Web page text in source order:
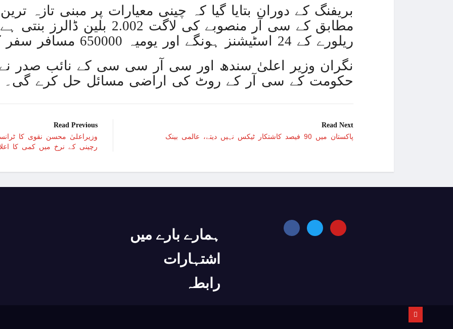
سانپوں کی
دشمن نے
اسرائیلی بمباری سے مزید 100 فلسطینی شہید ، العودہ اسپتال فوجی بیرک میں تبدیل
چین کے شمال مغربی حصے میں زلزلے سے ہلاکتوں کی تعداد
بریفنگ کے دوران بتایا گیا کہ چینی معیارات پر مبنی تازہ
مطابق کے سی آر منصوبے کی لاگت 2.002
ریلورے کے 24 اسٹیشنز ہونگے اور یومیہ 650000 مسافر سفر کریں گے۔
نگران وزیر اعلیٰ سندھ اور سی آر سی سی کے نائب صدر نے
حکومت کے سی آر کے روٹ کی اراضی مسائل حل کرے گی۔
Read Previous
وزیراعلیٰ محسن نقوی کا
رچینی کے نرخ میں کمی کا
Read Next
پاکستان میں 90 فیصد کاشتکار ٹیکس نہیں دیتے، عالمی بینک
ہمارے بارے میں
اشتہارات
رابطہ